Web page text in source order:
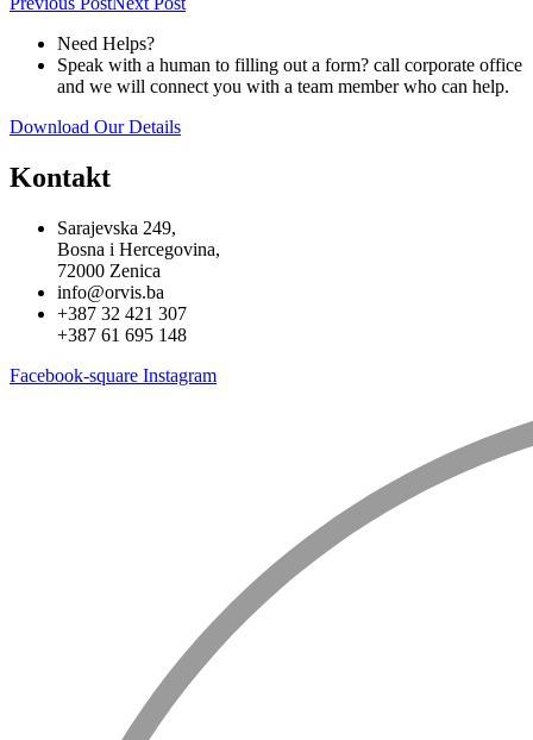
Need Helps?
Speak with a human to filling out a form? call corporate office
and we will connect you with a team member who can help.
Download Our Details
Kontakt
Sarajevska 249,
Bosna i Hercegovina,
72000 Zenica
info@orvis.ba
+387 32 421 307
+387 61 695 148
Facebook-square Instagram